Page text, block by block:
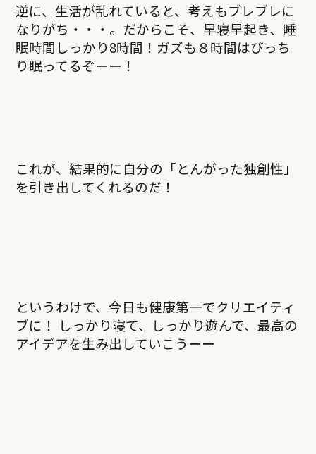
逆に、生活が乱れていると、考えもブレブレに
なりがち・・・。だからこそ、早寝早起き、睡
眠時間しっかり8時間！ガズも８時間はびっち
り眠ってるぞーー！
これが、結果的に自分の「とんがった独創性」
を引き出してくれるのだ！
というわけで、今日も健康第一でクリエイティ
ブに！ しっかり寝て、しっかり遊んで、最高の
アイデアを生み出していこうーー